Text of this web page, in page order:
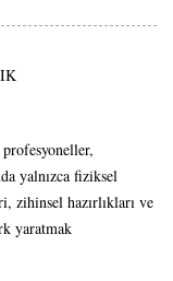
yalnızca fiziksel
zihinsel hazırlıkları ve
yaratmak